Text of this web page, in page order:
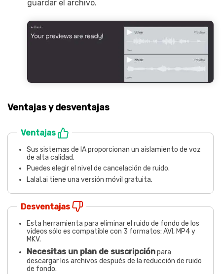
guardar el archivo.
Ventajas y desventajas
Ventajas
Sus sistemas de IA proporcionan un aislamiento de voz
de alta calidad.
Puedes elegir el nivel de cancelación de ruido.
Lalal.ai tiene una versión móvil gratuita.
Desventajas
Esta herramienta para eliminar el ruido de fondo de los
videos sólo es compatible con 3 formatos: AVI, MP4 y
MKV.
Necesitas un plan de suscripciónpara
descargar los archivos después de la reducción de ruido
de fondo.